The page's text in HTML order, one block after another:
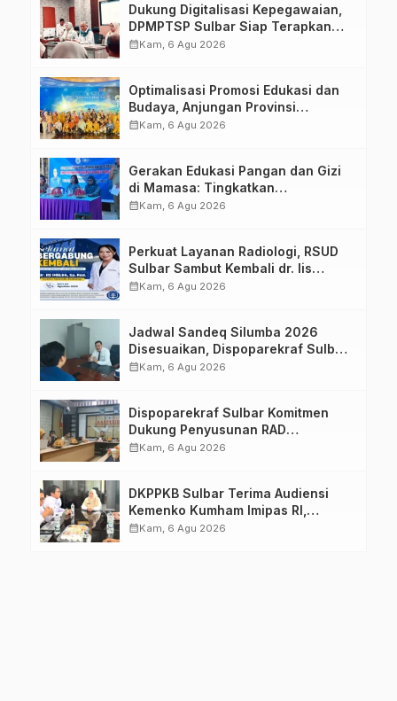
Dukung Digitalisasi Kepegawaian,
DPMPTSP Sulbar Siap Terapkan
Aplikasi FLEKSI ASN
calendar_monthKam, 6 Agu 2026
Optimalisasi Promosi Edukasi dan
Budaya, Anjungan Provinsi
Sulawesi Barat Perkuat Kolaborasi
calendar_monthKam, 6 Agu 2026
Gerakan Edukasi Pangan dan Gizi
di Mamasa: Tingkatkan
Pengetahuan dan Keterampilan
calendar_monthKam, 6 Agu 2026
Perkuat Layanan Radiologi, RSUD
Sulbar Sambut Kembali dr. Iis
Imelda, Sp.Rad
calendar_monthKam, 6 Agu 2026
Jadwal Sandeq Silumba 2026
Disesuaikan, Dispoparekraf Sulbar
Pastikan Persiapan Tetap
calendar_monthKam, 6 Agu 2026
Dispoparekraf Sulbar Komitmen
Dukung Penyusunan RAD
TPB/SDGs Sulawesi Barat
calendar_monthKam, 6 Agu 2026
DKPPKB Sulbar Terima Audiensi
Kemenko Kumham Imipas RI,
Perkuat Pelayanan Kesehatan bagi
calendar_monthKam, 6 Agu 2026